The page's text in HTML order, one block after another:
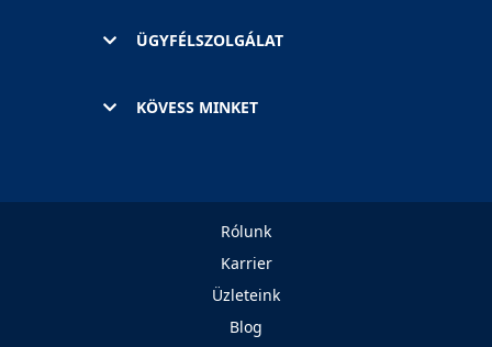
ÜGYFÉLSZOLGÁLAT
KÖVESS MINKET
Rólunk
Karrier
Üzleteink
Blog